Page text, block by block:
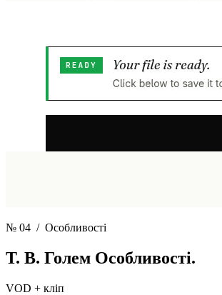
№ 04 / Особливості
Т. В. Голем Особливості.
VOD + кліп